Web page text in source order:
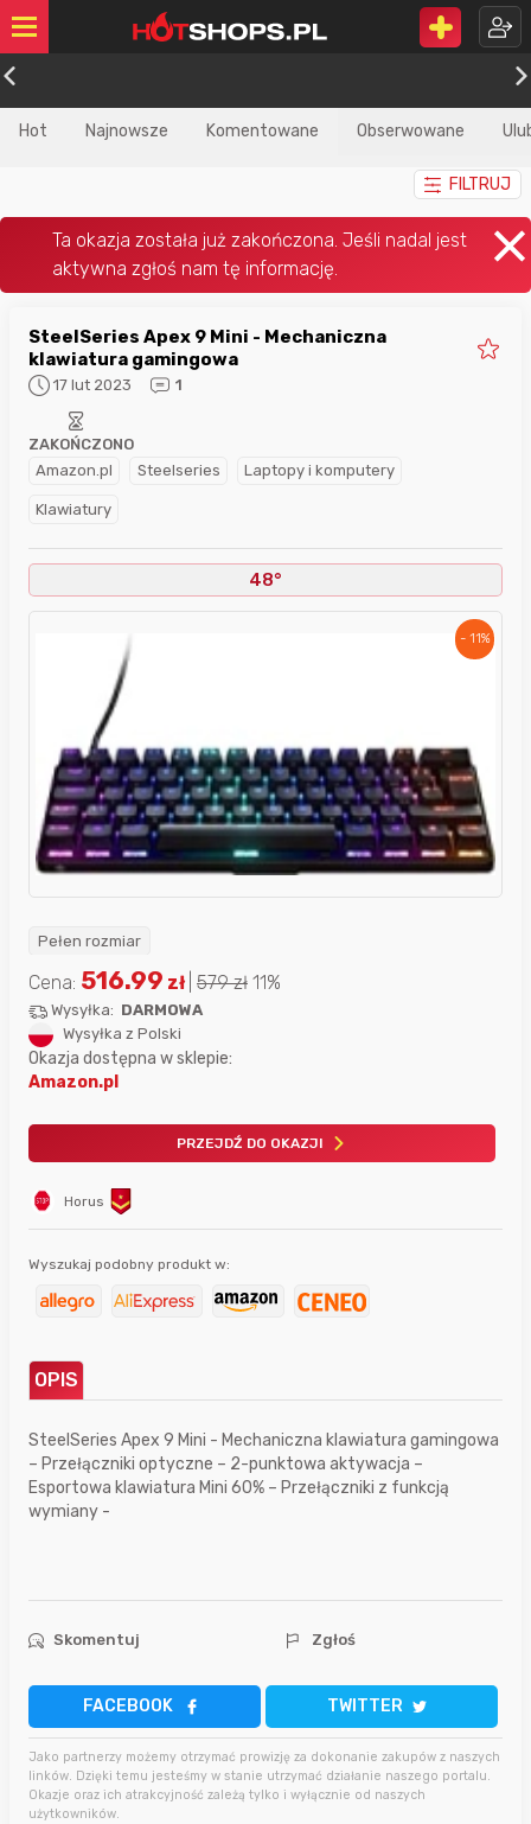
Hot Najnowsze Komentowane Obserwowane
FILTRUJ
SteelSeries Apex 9 Mini - Mechaniczna
klawiatura gamingowa
17 lut 2023 1
Amazon.pl Steelseries Laptopy i komputery
Klawiatury
ZAKOŃCZONO
48°
- 11%
Pełen rozmiar
Horus
Cena: 516.99 zł 579zł 11%
Wysyłka: DARMOWA
Wysyłka z Polski
Okazja dostępna w sklepie:
Amazon.pl
PRZEJDŹ DO OKAZJI
Wyszukaj podobny produkt w:
OPIS
SteelSeries Apex 9 Mini - Mechaniczna klawiatura gamingowa
– Przełączniki optyczne – 2-punktowa aktywacja –
Esportowa klawiatura Mini 60% – Przełączniki z funkcją
wymiany -
Skomentuj Zgłoś
FACEBOOK TWITTER
Jako partnerzy możemy otrzymać prowizję za dokonanie zakupów z naszych
linków. Dzięki temu jesteśmy w stanie utrzymać działanie naszego portalu.
Okazje oraz ich atrakcyjność zależą tylko i wyłącznie od naszych
użytkowników.